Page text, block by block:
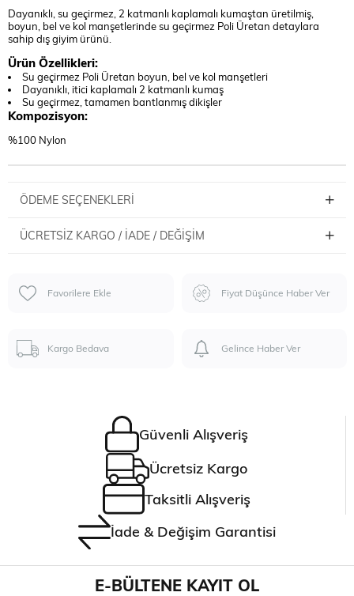
Dayanıklı, su geçirmez, 2 katmanlı kaplamalı kumaştan üretilmiş,
boyun, bel ve kol manşetlerinde su geçirmez Poli Üretan detaylara
sahip dış giyim ürünü.
Ürün Özellikleri:
Su geçirmez Poli Üretan boyun, bel ve kol manşetleri
Dayanıklı, itici kaplamalı 2 katmanlı kumaş
Su geçirmez, tamamen bantlanmış dikişler
Kompozisyon:
%100 Nylon
ÖDEME SEÇENEKLERI
ÜCRETSIZ KARGO / İADE / DEĞIŞIM
Favorilere Ekle Fiyat Düşünce Haber Ver
Kargo Bedava Gelince Haber Ver
Güvenli Alışveriş
Ücretsiz Kargo
Taksitli Alışveriş
İade & Değişim Garantisi
E-BÜLTENE KAYIT OL